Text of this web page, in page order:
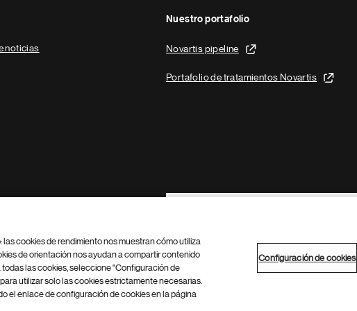
noticias
Nuestro portafolio
Novartis pipeline
Portafolio de tratamientos Novartis
Footer Site Search
Configuración de cookies Mapa del sitio
cookies de rendimiento nos muestran cómo utiliza
de orientación nos ayudan a compartir contenido
las cookies, seleccione "Configuración de
utilizar solo las cookies estrictamente necesarias.
el enlace de configuración de cookies en la página
Configuración de cookies